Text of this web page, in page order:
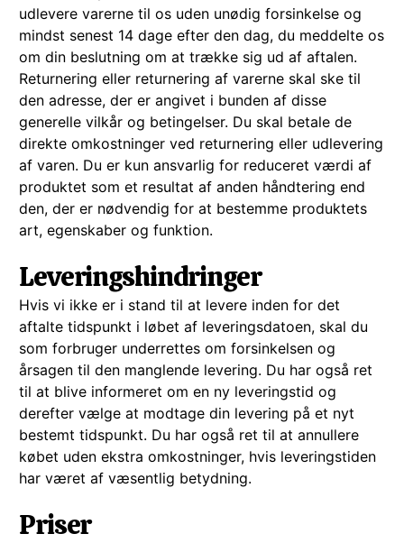
udlevere varerne til os uden unødig forsinkelse og
mindst senest 14 dage efter den dag, du meddelte os
om din beslutning om at trække sig ud af aftalen.
Returnering eller returnering af varerne skal ske til
den adresse, der er angivet i bunden af ​​disse
generelle vilkår og betingelser. Du skal betale de
direkte omkostninger ved returnering eller udlevering
af varen. Du er kun ansvarlig for reduceret værdi af
produktet som et resultat af anden håndtering end
den, der er nødvendig for at bestemme produktets
art, egenskaber og funktion.
Leveringshindringer
Hvis vi ikke er i stand til at levere inden for det
aftalte tidspunkt i løbet af leveringsdatoen, skal du
som forbruger underrettes om forsinkelsen og
årsagen til den manglende levering. Du har også ret
til at blive informeret om en ny leveringstid og
derefter vælge at modtage din levering på et nyt
bestemt tidspunkt. Du har også ret til at annullere
købet uden ekstra omkostninger, hvis leveringstiden
har været af væsentlig betydning.
Priser